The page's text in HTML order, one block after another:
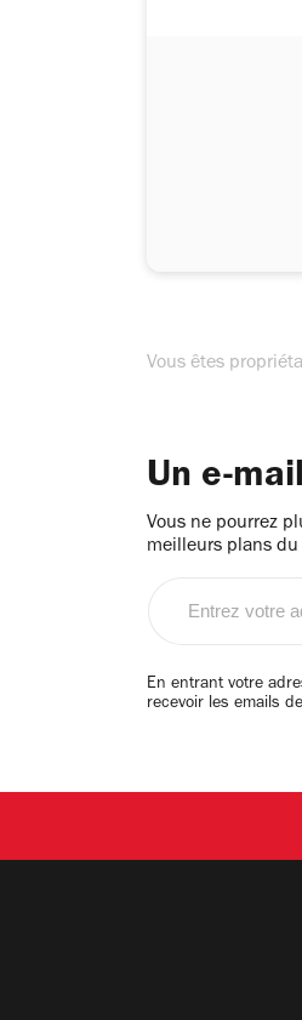
Vous êtes
Un e-
Vous ne pourrez
meilleurs plans
email
En entrant votre
recevoir les emails